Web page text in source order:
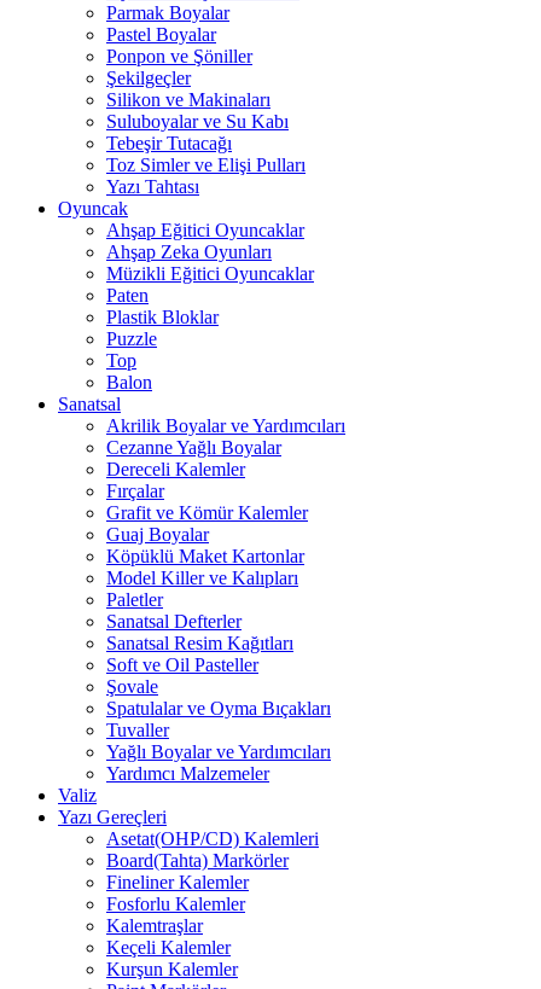
Parmak Boyalar
Pastel Boyalar
Ponpon ve Şöniller
Şekilgeçler
Silikon ve Makinaları
Suluboyalar ve Su Kabı
Tebeşir Tutacağı
Toz Simler ve Elişi Pulları
Yazı Tahtası
Oyuncak
Ahşap Eğitici Oyuncaklar
Ahşap Zeka Oyunları
Müzikli Eğitici Oyuncaklar
Paten
Plastik Bloklar
Puzzle
Top
Balon
Sanatsal
Akrilik Boyalar ve Yardımcıları
Cezanne Yağlı Boyalar
Dereceli Kalemler
Fırçalar
Grafit ve Kömür Kalemler
Guaj Boyalar
Köpüklü Maket Kartonlar
Model Killer ve Kalıpları
Paletler
Sanatsal Defterler
Sanatsal Resim Kağıtları
Soft ve Oil Pasteller
Şovale
Spatulalar ve Oyma Bıçakları
Tuvaller
Yağlı Boyalar ve Yardımcıları
Yardımcı Malzemeler
Valiz
Yazı Gereçleri
Asetat(OHP/CD) Kalemleri
Board(Tahta) Markörler
Fineliner Kalemler
Fosforlu Kalemler
Kalemtraşlar
Keçeli Kalemler
Kurşun Kalemler